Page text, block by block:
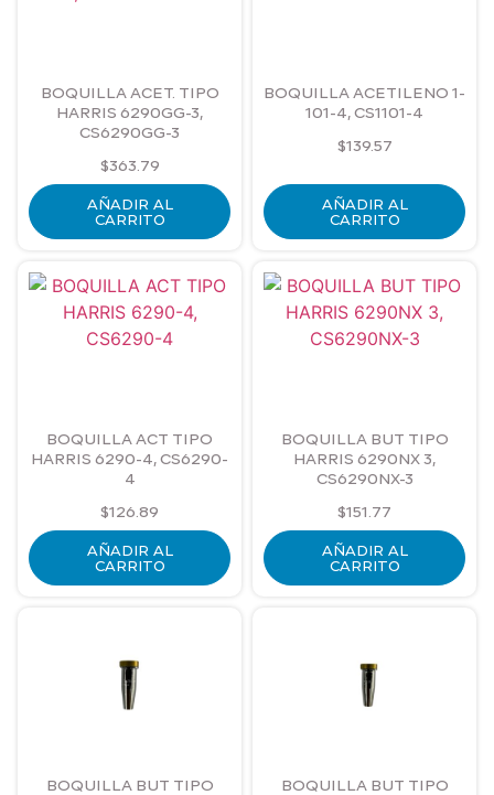
BOQUILLA ACET. TIPO
HARRIS 6290GG-3,
CS6290GG-3
$363.79
AÑADIR AL
CARRITO
BOQUILLA ACETILENO 1-
101-4, CS1101-4
$139.57
AÑADIR AL
CARRITO
BOQUILLA ACT TIPO
HARRIS 6290-4, CS6290-
4
$126.89
AÑADIR AL
CARRITO
BOQUILLA BUT TIPO
HARRIS 6290NX 3,
CS6290NX-3
$151.77
AÑADIR AL
CARRITO
BOQUILLA BUT TIPO
BOQUILLA BUT TIPO